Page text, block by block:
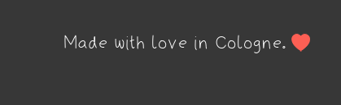
Made with love in Cologne.